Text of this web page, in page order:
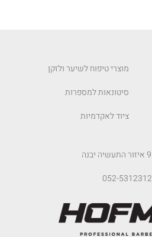
מוצרי טיפוח לשיער ולזקן
סיטונאות למספרות
ציוד לאקדמיות
052-5312312